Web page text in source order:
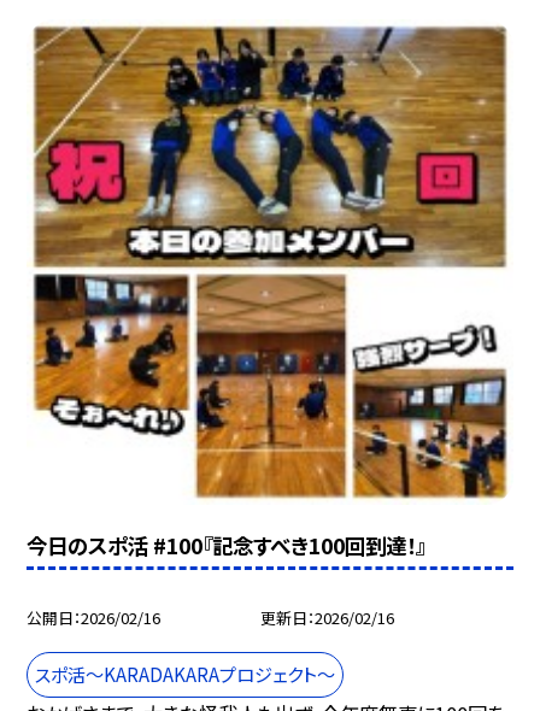
今日のスポ活 #100『記念すべき100回到達！』
公開日 2026/02/16 更新日 2026/02/16
スポ活～KARADAKARAプロジェクト～